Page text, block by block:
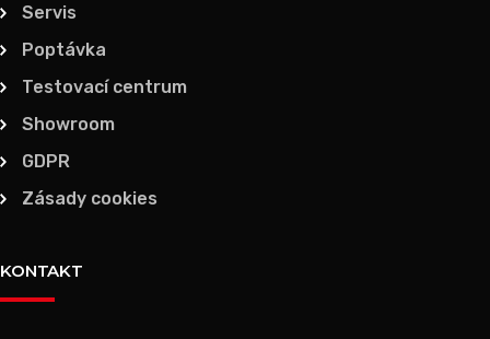
Servis
Poptávka
Testovací centrum
Showroom
GDPR
Zásady cookies
KONTAKT